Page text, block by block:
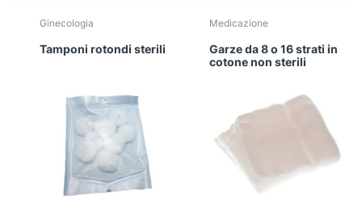
Ginecologia
Tamponi rotondi sterili
Medicazione
Garze da 8 o 16 strati in
cotone non sterili